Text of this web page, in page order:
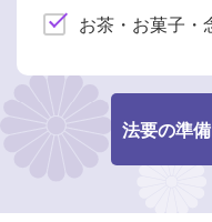
お茶・お菓子・
法要の準